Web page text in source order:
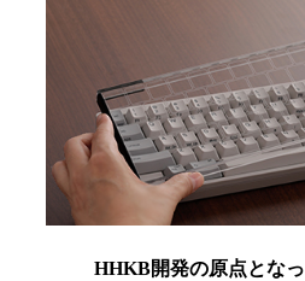
HHKB開発の原点とな